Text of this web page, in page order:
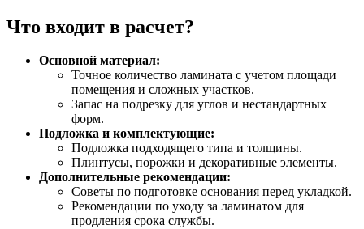
Что входит в расчет?
Основной материал:
Точное количество ламината с учетом площади
помещения и сложных участков.
Запас на подрезку для углов и нестандартных
форм.
Подложка и комплектующие:
Подложка подходящего типа и толщины.
Плинтусы, порожки и декоративные элементы.
Дополнительные рекомендации:
Советы по подготовке основания перед укладкой.
Рекомендации по уходу за ламинатом для
продления срока службы.